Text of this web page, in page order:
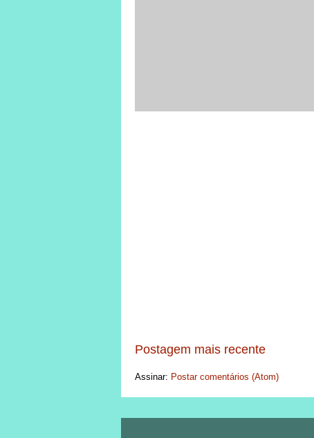
Postagem mais recente
Assinar: Postar comentários (Atom)